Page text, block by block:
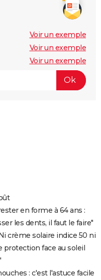
Voir un exemple
Voir un exemple
Voir un exemple
en forme à 64 ans :
les dents, il faut le faire"
crème solaire indice 50 ni
face au soleil
: c'est l'astuce facile